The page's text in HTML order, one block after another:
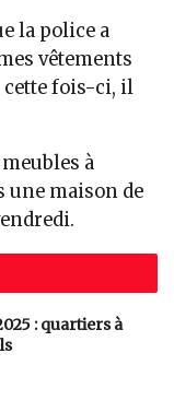
la police a
vêtements
cette fois-ci, il
à
une maison de
: quartiers à